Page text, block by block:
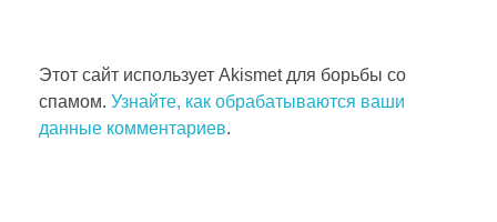
Этот сайт использует Akismet для борьбы со
спамом. Узнайте, как обрабатываются ваши
данные комментариев.